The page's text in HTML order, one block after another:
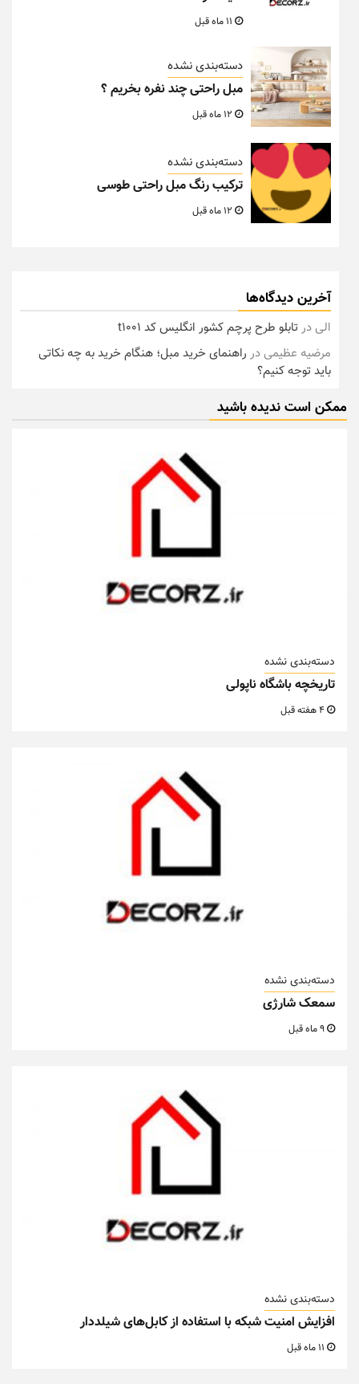
دسته‌بندی نشده
مبل راحتی چند نفره بخریم ؟
دسته‌بندی نشده
ترکیب رنگ مبل راحتی طوسی
آخرین دیدگاه‌ها
الیدرتابلو طرح پرچم کشور انگلیس کد t1001
مرضیه عظیمیدر راهنمای خرید مبل؛ هنگام خرید به چه نکاتی
باید توجه کنیم؟
ممکن است ندیده باشید
دسته‌بندی نشده
تاریخچه باشگاه ناپولی
دسته‌بندی نشده
سمعک شارژی
دسته‌بندی نشده
افزایش امنیت شبکه با استفاده از کابل‌های شیلددار